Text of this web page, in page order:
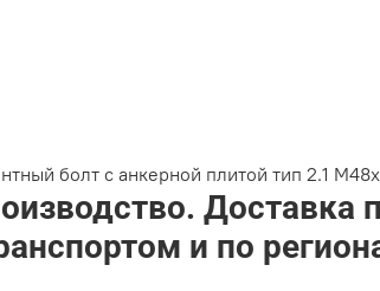
болт с анкерной плитой тип 2.1
Доставка
и по